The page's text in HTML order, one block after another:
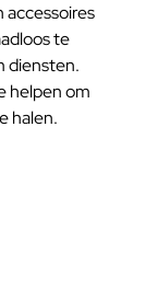
accessoires
te
diensten.
helpen om
halen.